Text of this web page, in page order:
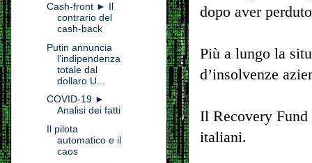
dopo aver
Più a lungo la
d’insolvenze
Il Recovery Fund
italiani.
Cash-front ► Il
contrario del
cash-back
Putin annuncia
l'indipendenza
totale dal
dollaro U...
COVID-19 ►
Analisi dei fatti
Il pilota
automatico e il
caos